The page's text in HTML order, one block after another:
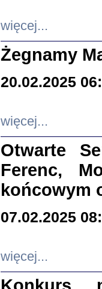
więcej...
Żegnamy
20.02.2025
więcej...
Otwarte
Ferenc,
końcowym
07.02.2025
więcej...